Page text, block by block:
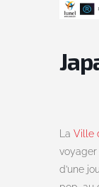
La Ville
voyager
d’une